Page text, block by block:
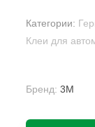
Категории:
Клеи для
Бренд: 3M